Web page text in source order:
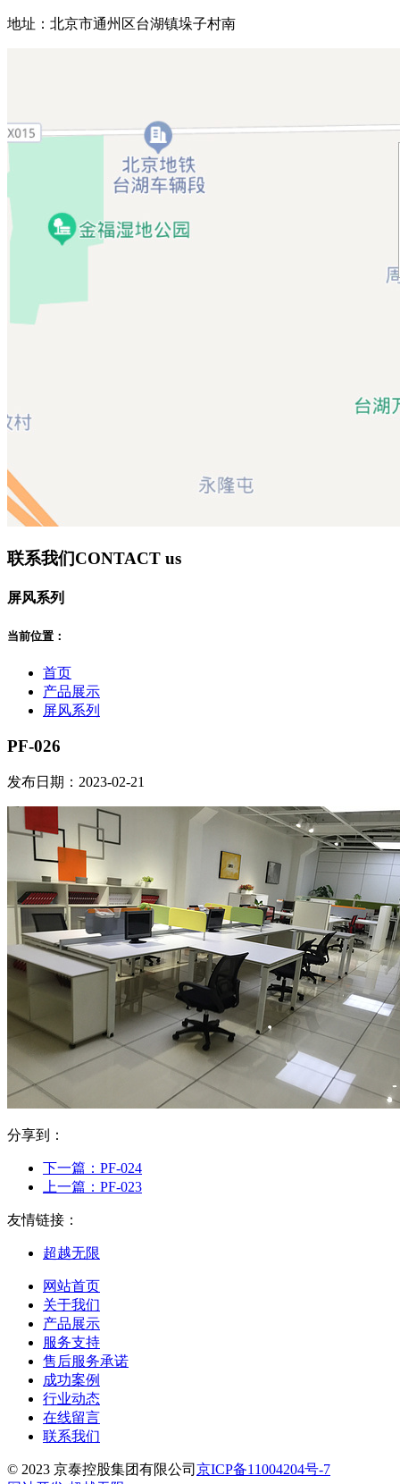
地址：北京市通州区台湖镇垛子村南
联系我们CONTACT us
屏风系列
当前位置：
首页
产品展示
屏风系列
PF-026
发布日期：2023-02-21
分享到：
下一篇： PF-024
上一篇： PF-023
友情链接：
超越无限
网站首页
关于我们
产品展示
服务支持
售后服务承诺
成功案例
行业动态
在线留言
联系我们
© 2023 京泰控股集团有限公司 京ICP备11004204号-7